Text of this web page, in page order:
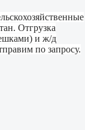
Отгрузка
и ж/д
по запросу.